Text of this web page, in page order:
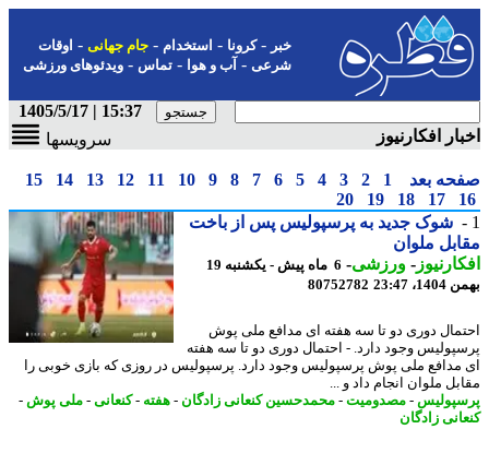
-کرونا-استخدام- جام جهانی-اوقات
شرعی-آب و هوا-تماس-ویدئوهای ورزشی
15:37 | 1405/5/17
افکارنیوز
سرویسها
بعد 1
2
3
4
5
6
7
8
9
10
11
12
13
14
15
17
18
19
20
شوک جدید به پرسپولیس پس از باخت
ملوان
-ورزشی-
6 ماه پیش - یکشنبه 19
23:47
80752782
دوری دو تا سه هفته ای مدافع ملی پوش
وجود دارد. - احتمال دوری دو تا سه هفته
ملی پوش پرسپولیس وجود دارد. پرسپولیس در روزی که بازی خوبی را
ملوان انجام داد و ...
-مصدومیت-محمدحسین کنعانی زادگان-هفته-کنعانی-ملی پوش-
زادگان